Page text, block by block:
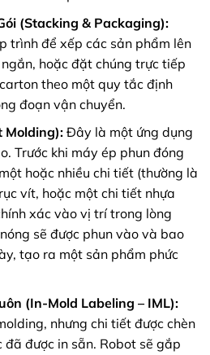
(Stacking & Packaging):
trình để xếp các sản phẩm lên
hoặc đặt chúng trực tiếp
theo một quy tắc định
đoạn vận chuyển.
Molding):Đây là một ứng dụng
Trước khi máy ép phun đóng
hoặc nhiều chi tiết (thường là
vít, hoặc một chi tiết nhựa
xác vào vị trí trong lòng
sẽ được phun vào và bao
tạo ra một sản phẩm phức
(In-Mold Labeling – IML):
nhưng chi tiết được chèn
được in sẵn. Robot sẽ gắp